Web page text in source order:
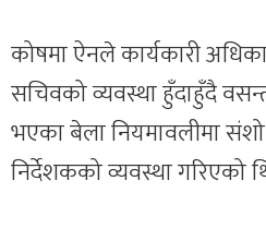
कोषमा ऐनले कार्यकारी
सचिवको व्यवस्था हुँदाहुँदै
भएका बेला नियमावलीमा
निर्देशकको व्यवस्था गरिएको